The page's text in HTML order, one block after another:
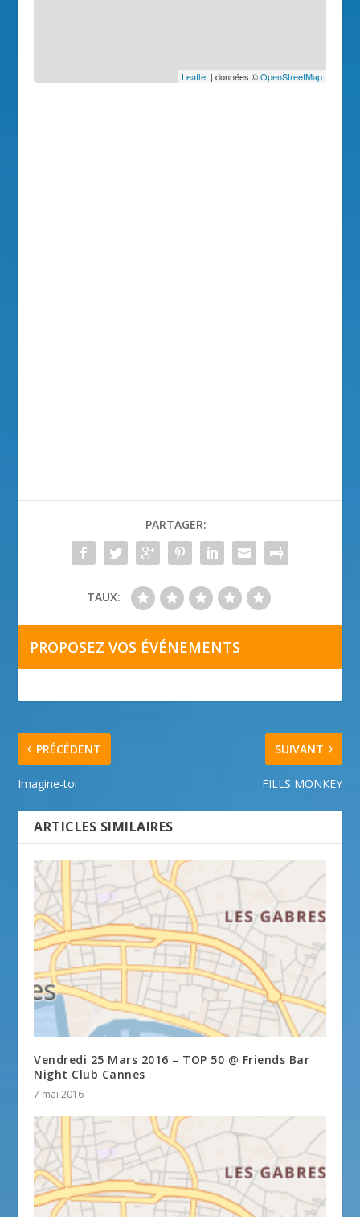
Leaflet| données ©OpenStreetMap
PARTAGER:
TAUX:
PROPOSEZ VOS ÉVÉNEMENTS
PRÉCÉDENT
Imagine-toi
SUIVANT
FILLS MONKEY
ARTICLES SIMILAIRES
Vendredi 25 Mars 2016 – TOP 50 @ Friends Bar
Night Club Cannes
7 mai 2016